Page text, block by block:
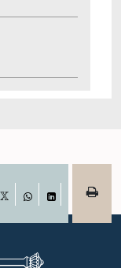
WhatsAppLinkedIn